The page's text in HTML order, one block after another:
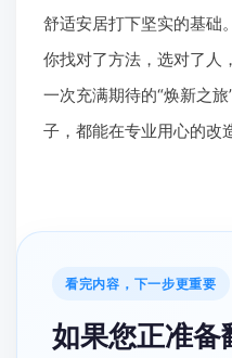
舒适安居打下坚实的基础
你找对了方法，选对了人
一次充满期待的“焕新之
子，都能在专业用心的改
看完内容，下一步更重要
如果您正准备